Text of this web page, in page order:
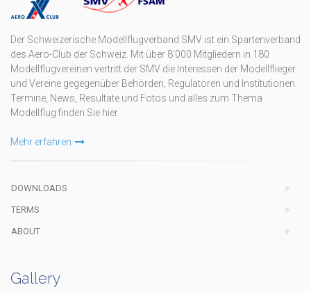
Der Schweizerische Modellflugverband SMV ist ein Spartenverband
des Aero-Club der Schweiz. Mit über 8'000 Mitgliedern in 180
Modellflugvereinen vertritt der SMV die Interessen der Modellflieger
und Vereine gegegenüber Behörden, Regulatoren und Institutionen.
Termine, News, Resultate und Fotos und alles zum Thema
Modellflug finden Sie hier.
Mehr erfahren
DOWNLOADS
TERMS
ABOUT
Gallery